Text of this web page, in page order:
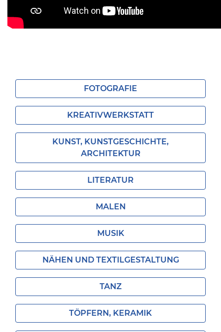
FOTOGRAFIE
KREATIVWERKSTATT
KUNST, KUNSTGESCHICHTE,
ARCHITEKTUR
LITERATUR
MALEN
MUSIK
NÄHEN UND TEXTILGESTALTUNG
TANZ
TÖPFERN, KERAMIK